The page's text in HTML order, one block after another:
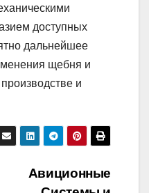
доступных
дальнейшее
щебня и
и
Авиционные